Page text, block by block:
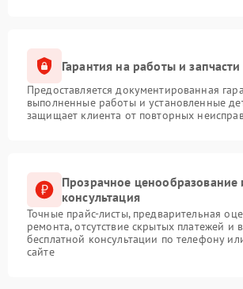
Гарантия на работы и запчасти
Предоставляется документированная
выполненные работы и установленные
защищает клиента от повторных
Прозрачное ценообразование
консультация
Точные прайс-листы, предварительная
ремонта, отсутствие скрытых платежей и
бесплатной консультации по телефону
сайте